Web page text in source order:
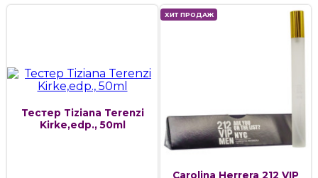
Тестер Tiziana Terenzi
Kirke,edp., 50ml
ХИТ ПРОДАЖ
Carolina Herrera 212 VIP